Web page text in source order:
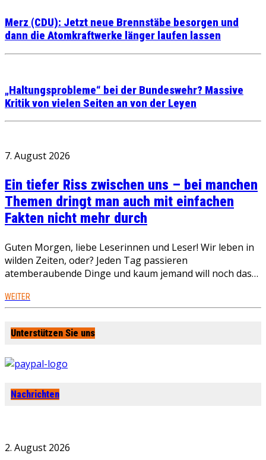
Merz (CDU): Jetzt neue Brennstäbe besorgen und
dann die Atomkraftwerke länger laufen lassen
„Haltungsprobleme“ bei der Bundeswehr? Massive
Kritik von vielen Seiten an von der Leyen
7. August 2026
Ein tiefer Riss zwischen uns – bei manchen
Themen dringt man auch mit einfachen
Fakten nicht mehr durch
Guten Morgen, liebe Leserinnen und Leser! Wir leben in
wilden Zeiten, oder? Jeden Tag passieren
atemberaubende Dinge und kaum jemand will noch das…
WEITER
Unterstützen Sie uns
Nachrichten
2. August 2026